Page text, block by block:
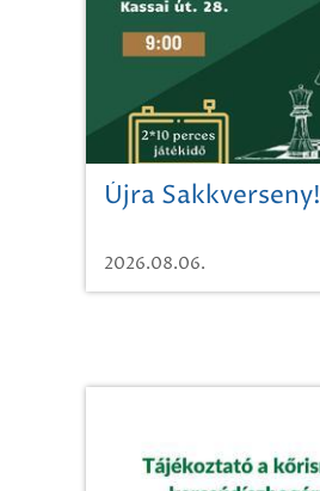
Újra Sakkverseny!
2026.08.06.